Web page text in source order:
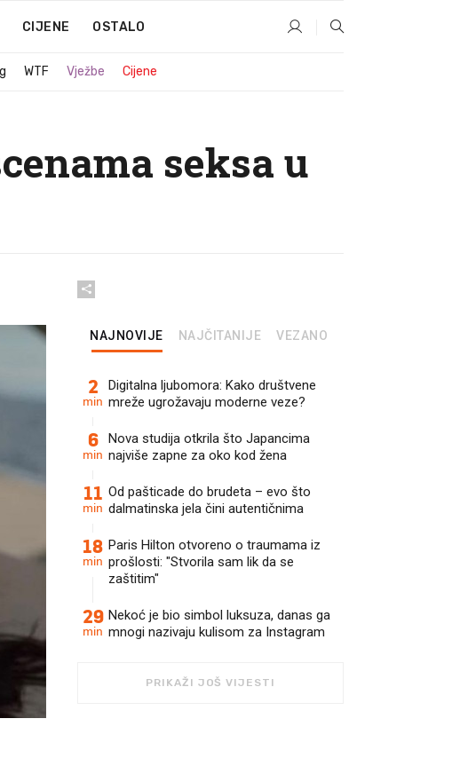
CIJENE OSTALO
WTF Vježbe Cijene
seksa u
NAJNOVIJE NAJČITANIJE VEZANO
2
min
Digitalna ljubomora: Kako društvene
mreže ugrožavaju moderne veze?
6
min
Nova studija otkrila što Japancima
najviše zapne za oko kod žena
11
min
Od pašticade do brudeta – evo što
dalmatinska jela čini autentičnima
18
min
Paris Hilton otvoreno o traumama iz
prošlosti: "Stvorila sam lik da se
zaštitim"
29
min
Nekoć je bio simbol luksuza, danas ga
mnogi nazivaju kulisom za Instagram
PRIKAŽI JOŠ VIJESTI